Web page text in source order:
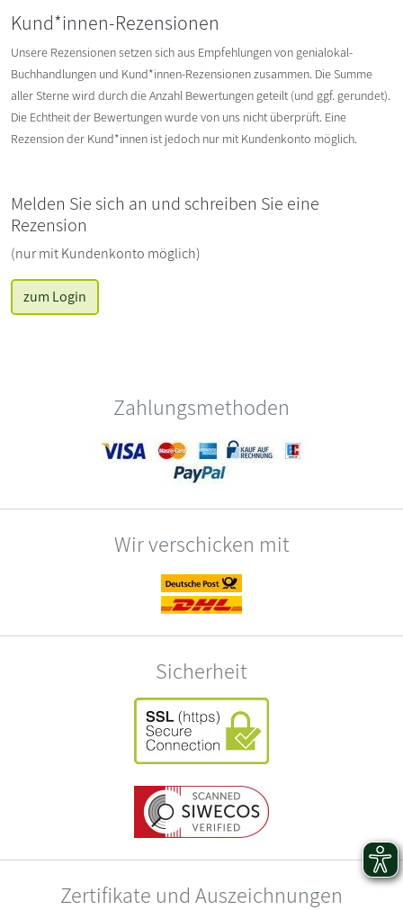
Kund*innen-Rezensionen
Unsere Rezensionen setzen sich aus Empfehlungen von genialokal-
Buchhandlungen und Kund*innen-Rezensionen zusammen. Die Summe
aller Sterne wird durch die Anzahl Bewertungen geteilt (und ggf. gerundet).
Die Echtheit der Bewertungen wurde von uns nicht überprüft. Eine
Rezension der Kund*innen ist jedoch nur mit Kundenkonto möglich.
Melden Sie sich an und schreiben Sie eine
Rezension
(nur mit Kundenkonto möglich)
zum Login
Zahlungsmethoden
Wir verschicken mit
Sicherheit
Zertifikate und Auszeichnungen